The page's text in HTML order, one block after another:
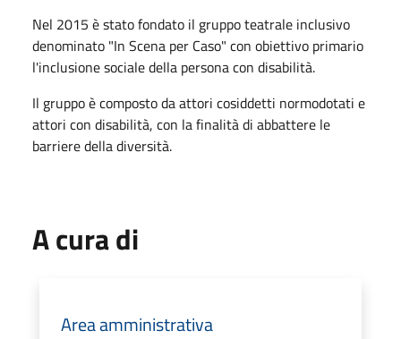
Nel 2015 è stato fondato il gruppo teatrale inclusivo
denominato "In Scena per Caso" con obiettivo primario
l'inclusione sociale della persona con disabilità.
Il gruppo è composto da attori cosiddetti normodotati e
attori con disabilità, con la finalità di abbattere le
barriere della diversità.
A cura di
Area amministrativa